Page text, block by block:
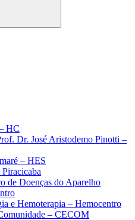
HC
Dr. José Aristodemo Pinotti –
– HES
de Doenças do Aparelho
e Hemoterapia – Hemocentro
– CECOM